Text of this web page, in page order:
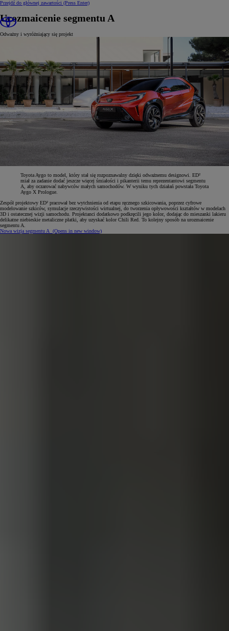
Przejdź do głównej zawartości (Press Enter)
Urozmaicenie segmentu A
Odważny i wyróżniający się projekt
Toyota Aygo to model, który stał się rozpoznawalny dzięki odważnemu designowi. ED²
miał za zadanie dodać jeszcze więcej śmiałości i pikanterii temu reprezentantowi segmentu
A, aby oczarować nabywców małych samochodów. W wyniku tych działań powstała Toyota
Aygo X Prologue.
Zespół projektowy ED² pracował bez wytchnienia od etapu ręcznego szkicowania, poprzez cyfrowe
modelowanie szkiców, symulacje rzeczywistości wirtualnej, do tworzenia opływowości kształtów w modelach
3D i ostatecznej wizji samochodu. Projektanci dodatkowo podkręcili jego kolor, dodając do mieszanki lakieru
delikatne niebieskie metaliczne płatki, aby uzyskać kolor Chili Red. To kolejny sposób na urozmaicenie
segmentu A.
Nowa wizja segmentu A
(Opens in new window)